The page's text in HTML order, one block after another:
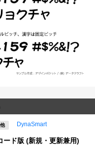
DynaSmart
ド版 (新規・更新兼用)